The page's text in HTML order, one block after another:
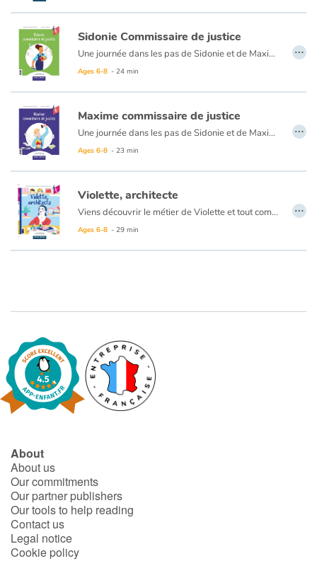
Documentaries
With the family
Daily life and hobbies
At school
Festivals and events
Love and friendship
Social issues
Formats and illustrations
Catalogue anglais
Contraste +
Help
Home
Family
Schools
Sidonie Commissaire de justice
Une journée dans les pas de Sidonie et de Maxime, tous deux commissaires de justice passionnés par leur métier. Ils travaillent ensemble, mais chacun raconte sa journée d’un côté du livre, c’est renversant !
Ages 6-8 - 24 min
…
Maxime commissaire de justice
Une journée dans les pas de Sidonie et de Maxime, tous deux commissaires de justice passionnés par leur métier. Ils travaillent ensemble, mais chacun raconte sa journée d’un côté du livre, c’est renversant !
Ages 6-8 - 23 min
…
Violette, architecte
Viens découvrir le métier de Violette et tout comprendre sur le métier d’architecte ! Une partie documentaire t’éclairera sur l’histoire du métier, son vocabulaire et plein d’infos passionnantes !
Ages 6-8 - 29 min
…
About
About us
Our commitments
Our partner publishers
Our tools to help reading
Contact us
Legal notice
Cookie policy